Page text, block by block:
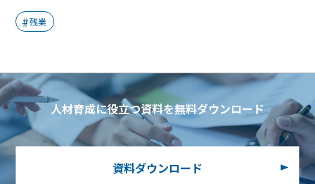
残業
人材育成に役立つ資料を無料ダウンロード
資料ダウンロード